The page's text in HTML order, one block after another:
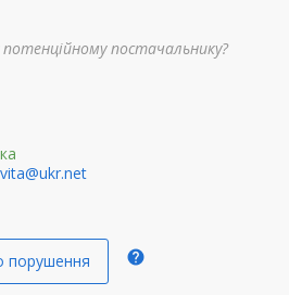
постачальнику?
порушення help